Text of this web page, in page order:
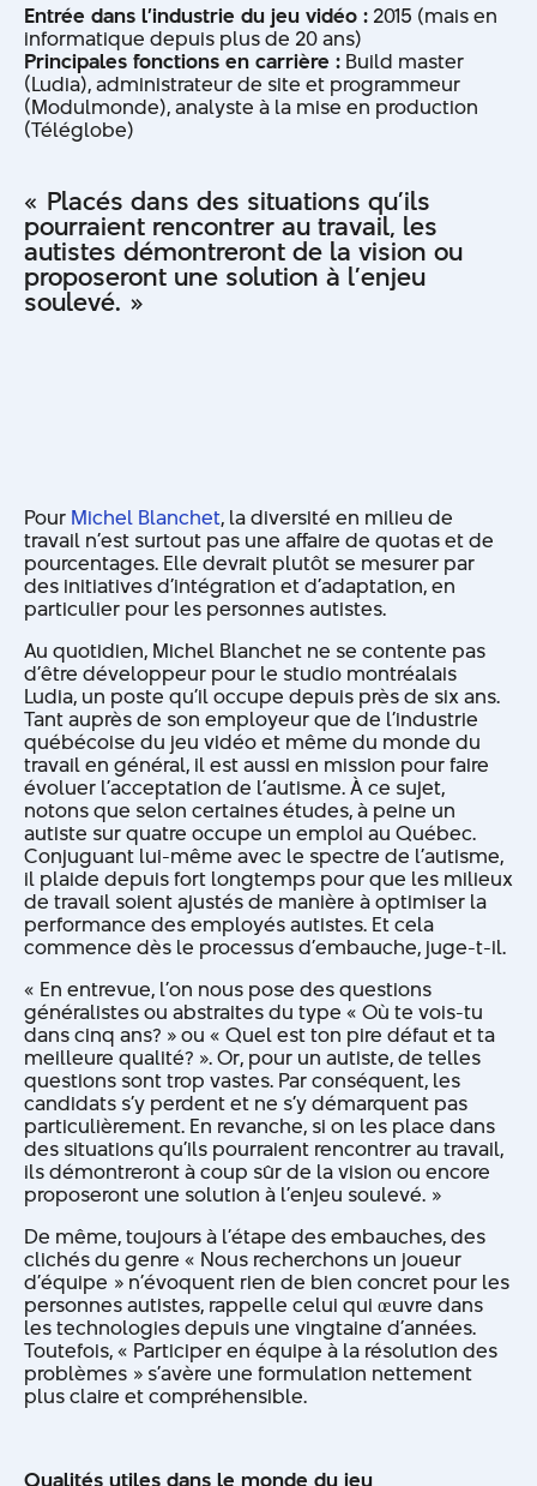
Entrée dans l’industrie du jeu vidéo : 2015 (mais en
informatique depuis plus de 20 ans)
Principales fonctions en carrière : Build master
(Ludia), administrateur de site et programmeur
(Modulmonde), analyste à la mise en production
(Téléglobe)
« Placés dans des situations qu’ils
pourraient rencontrer au travail, les
autistes démontreront de la vision ou
proposeront une solution à l’enjeu
soulevé. »
Pour Michel Blanchet, la diversité en milieu de
travail n’est surtout pas une affaire de quotas et de
pourcentages. Elle devrait plutôt se mesurer par
des initiatives d’intégration et d’adaptation, en
particulier pour les personnes autistes.
Au quotidien, Michel Blanchet ne se contente pas
d’être développeur pour le studio montréalais
Ludia, un poste qu’il occupe depuis près de six ans.
Tant auprès de son employeur que de l’industrie
québécoise du jeu vidéo et même du monde du
travail en général, il est aussi en mission pour faire
évoluer l’acceptation de l’autisme. À ce sujet,
notons que selon certaines études, à peine un
autiste sur quatre occupe un emploi au Québec.
Conjuguant lui-même avec le spectre de l’autisme,
il plaide depuis fort longtemps pour que les milieux
de travail soient ajustés de manière à optimiser la
performance des employés autistes. Et cela
commence dès le processus d’embauche, juge-t-il.
« En entrevue, l’on nous pose des questions
généralistes ou abstraites du type « Où te vois-tu
dans cinq ans? » ou « Quel est ton pire défaut et ta
meilleure qualité? ». Or, pour un autiste, de telles
questions sont trop vastes. Par conséquent, les
candidats s’y perdent et ne s’y démarquent pas
particulièrement. En revanche, si on les place dans
des situations qu’ils pourraient rencontrer au travail,
ils démontreront à coup sûr de la vision ou encore
proposeront une solution à l’enjeu soulevé. »
De même, toujours à l’étape des embauches, des
clichés du genre « Nous recherchons un joueur
d’équipe » n’évoquent rien de bien concret pour les
personnes autistes, rappelle celui qui œuvre dans
les technologies depuis une vingtaine d’années.
Toutefois, « Participer en équipe à la résolution des
problèmes » s’avère une formulation nettement
plus claire et compréhensible.